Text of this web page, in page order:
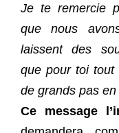
Je te remercie
que nous
laissent des
que pour toi tout
de grands pas
Ce message